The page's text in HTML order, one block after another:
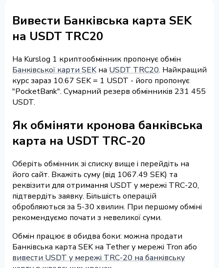
Вивести Банківська карта SEK
на USDT TRC20
На Kurslog 1 криптообмінник пропонує обмін
Банківської карти SEKна USDT TRC20. Найкращий
курс зараз 10.67 SEK = 1 USDT - його пропонує
"PocketBank". Сумарний резерв обмінників 231 455
USDT.
Як обміняти кронова банківська
карта на USDT TRC-20
Оберіть обмінник зі списку вище і перейдіть на
його сайт. Вкажіть суму (від 1067.49 SEK) та
реквізити для отримання USDT у мережі TRC-20,
підтвердіть заявку. Більшість операцій
обробляються за 5-30 хвилин. При першому обміні
рекомендуємо почати з невеликої суми.
Обмін працює в обидва боки: можна продати
Банківська карта SEK на Tether у мережі Tron або
вивести USDT у мережі TRC-20 на банківську